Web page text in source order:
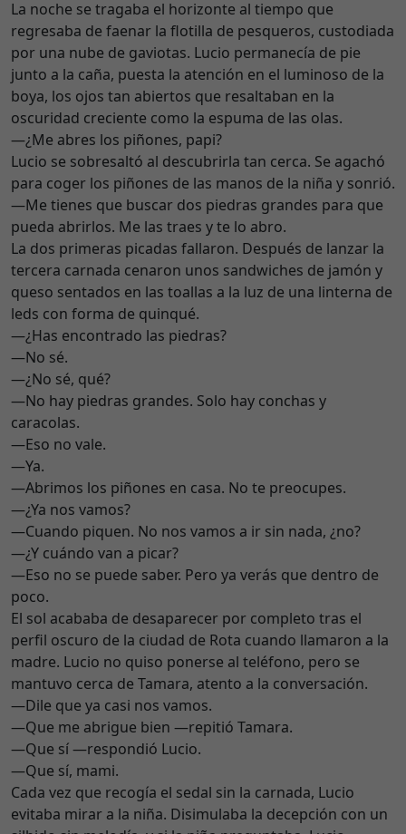
La noche se tragaba el horizonte al tiempo que
regresaba de faenar la flotilla de pesqueros, custodiada
por una nube de gaviotas. Lucio permanecía de pie
junto a la caña, puesta la atención en el luminoso de la
boya, los ojos tan abiertos que resaltaban en la
oscuridad creciente como la espuma de las olas.
—¿Me abres los piñones, papi?
Lucio se sobresaltó al descubrirla tan cerca. Se agachó
para coger los piñones de las manos de la niña y sonrió.
—Me tienes que buscar dos piedras grandes para que
pueda abrirlos. Me las traes y te lo abro.
La dos primeras picadas fallaron. Después de lanzar la
tercera carnada cenaron unos sandwiches de jamón y
queso sentados en las toallas a la luz de una linterna de
leds con forma de quinqué.
—¿Has encontrado las piedras?
—No sé.
—¿No sé, qué?
—No hay piedras grandes. Solo hay conchas y
caracolas.
—Eso no vale.
—Ya.
—Abrimos los piñones en casa. No te preocupes.
—¿Ya nos vamos?
—Cuando piquen. No nos vamos a ir sin nada, ¿no?
—¿Y cuándo van a picar?
—Eso no se puede saber. Pero ya verás que dentro de
poco.
El sol acababa de desaparecer por completo tras el
perfil oscuro de la ciudad de Rota cuando llamaron a la
madre. Lucio no quiso ponerse al teléfono, pero se
mantuvo cerca de Tamara, atento a la conversación.
—Dile que ya casi nos vamos.
—Que me abrigue bien —repitió Tamara.
—Que sí —respondió Lucio.
—Que sí, mami.
Cada vez que recogía el sedal sin la carnada, Lucio
evitaba mirar a la niña. Disimulaba la decepción con un